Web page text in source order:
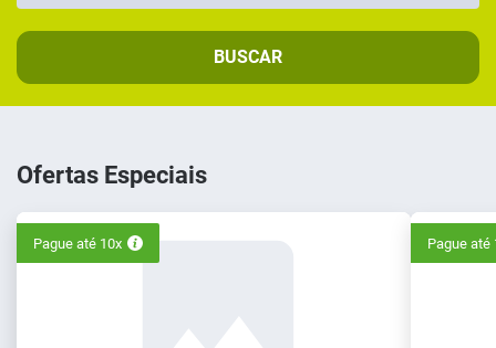
BUSCAR
Ofertas Especiais
Pague até 10x Pague até